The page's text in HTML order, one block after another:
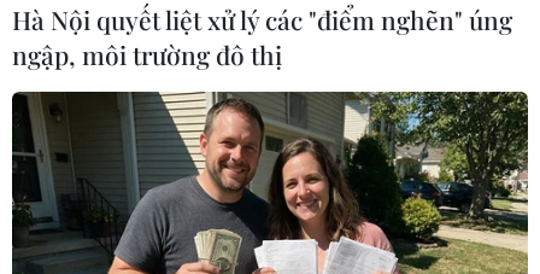
Kế hoạch hành động phòng, chống
bão, lũ, thiên tai cực đoan và biến đổi
khí hậu
06/08/2026 23:00
Mưa lớn gây ngập lụt, chia cắt nhiều
khu vực ở Nghệ An
Hà Nội quyết liệt xử lý các "điểm nghẽn" úng
ngập, môi trường đô thị